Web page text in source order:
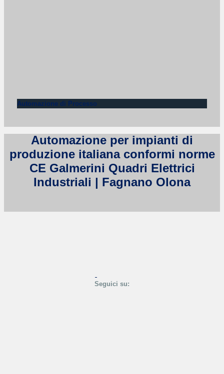
Automazione di Processo
Automazione per impianti di
produzione italiana conformi norme
CE Galmerini Quadri Elettrici
Industriali | Fagnano Olona
Seguici su: